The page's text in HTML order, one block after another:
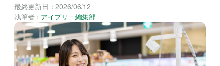
最終更新日： 2026/06/12
執筆者 : アイブリー編集部